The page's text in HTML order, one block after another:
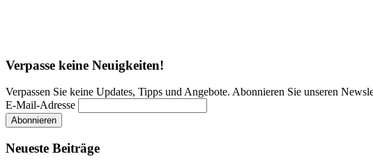
Verpasse keine Neuigkeiten!
Verpassen Sie keine Updates, Tipps und Angebote. Abonnieren Sie unseren
E-Mail-Adresse
Neueste Beiträge